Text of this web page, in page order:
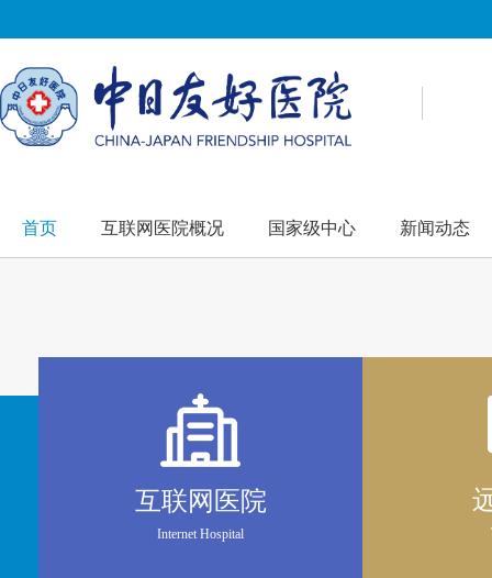
首页 互联网医院概况 国家级中心 新闻动态
互联网医院
Internet Hospital